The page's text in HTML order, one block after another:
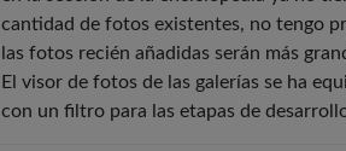
cantidad de fotos existentes, no tengo
las fotos recién añadidas serán más
El visor de fotos de las galerías se ha
con un filtro para las etapas de